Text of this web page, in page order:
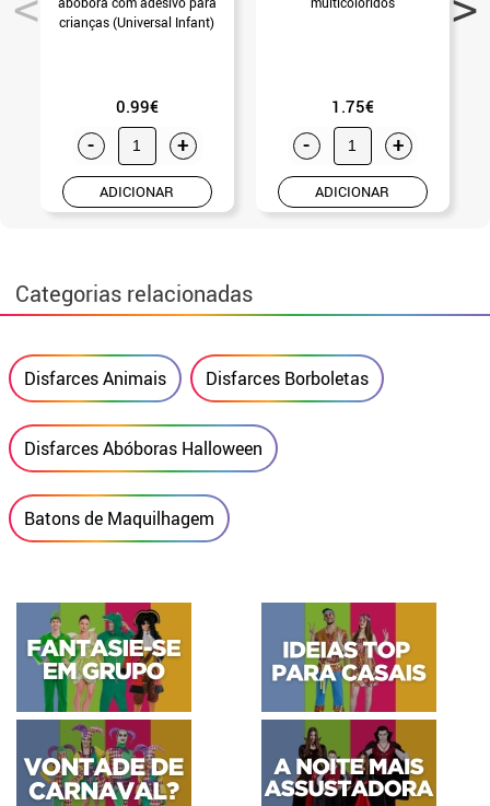
crianças (Universal Infant)
0.99€
- +
ADICIONAR
1.75€
- +
ADICIONAR
Categorias relacionadas
Disfarces Animais Disfarces Borboletas
Disfarces Abóboras Halloween
Batons de Maquilhagem